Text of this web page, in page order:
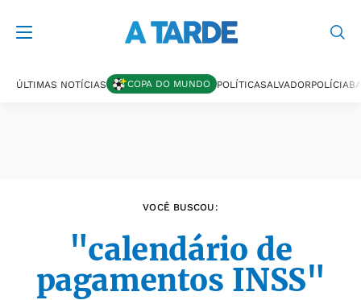
ÚLTIMAS NOTÍCIAS COPA DO MUNDO POLÍTICASALVADORPOLÍCIA
VOCÊ BUSCOU:
"calendário de
pagamentos INSS"